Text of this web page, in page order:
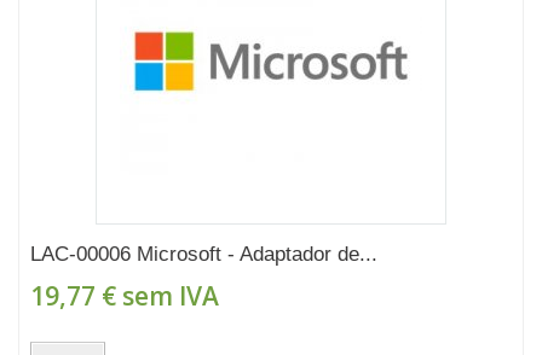
LAC-00006 Microsoft - Adaptador de...
19,77 € sem IVA